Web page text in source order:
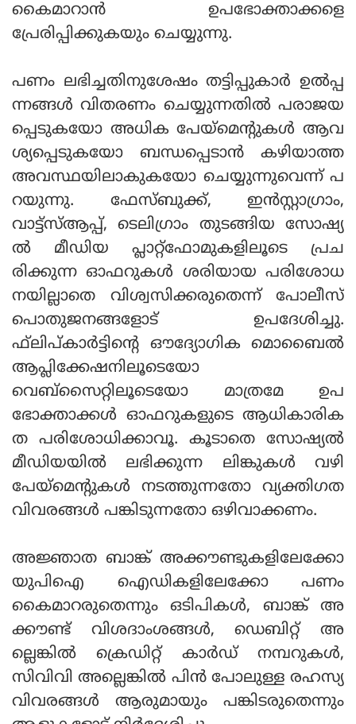
കൈമാറാന്‍ ഉപഭോക്താക്കളെ
പ്രേരിപ്പിക്കുകയും ചെയ്യുന്നു.
പണം ലഭിച്ചതിനുശേഷം തട്ടിപ്പുകാര്‍ ഉല്‍പ്പ
ന്നങ്ങള്‍ വിതരണം ചെയ്യുന്നതില്‍ പരാജയ
പ്പെടുകയോ അധിക പേയ്മെന്റുകള്‍ ആവ
ശ്യപ്പെടുകയോ ബന്ധപ്പെടാന്‍ കഴിയാത്ത
അവസ്ഥയിലാകുകയോ ചെയ്യുന്നുവെന്ന് പ
റയുന്നു. ഫേസ്ബുക്ക്, ഇന്‍സ്റ്റാഗ്രാം,
വാട്ട്സ്ആപ്പ്, ടെലിഗ്രാം തുടങ്ങിയ സോഷ്യ
ല്‍ മീഡിയ പ്ലാറ്റ്ഫോമുകളിലൂടെ പ്രച
രിക്കുന്ന ഓഫറുകള്‍ ശരിയായ പരിശോധ
നയില്ലാതെ വിശ്വസിക്കരുതെന്ന് പോലീസ്
പൊതുജനങ്ങളോട് ഉപദേശിച്ചു.
ഫ്‌ലിപ്കാര്‍ട്ടിന്റെ ഔദ്യോഗിക മൊബൈല്‍
ആപ്ലിക്കേഷനിലൂടെയോ
വെബ്സൈറ്റിലൂടെയോ മാത്രമേ ഉപ
ഭോക്താക്കള്‍ ഓഫറുകളുടെ ആധികാരിക
ത പരിശോധിക്കാവൂ. കൂടാതെ സോഷ്യല്‍
മീഡിയയില്‍ ലഭിക്കുന്ന ലിങ്കുകള്‍ വഴി
പേയ്മെന്റുകള്‍ നടത്തുന്നതോ വ്യക്തിഗത
വിവരങ്ങള്‍ പങ്കിടുന്നതോ ഒഴിവാക്കണം.
അജ്ഞാത ബാങ്ക് അക്കൗണ്ടുകളിലേക്കോ
യുപിഐ ഐഡികളിലേക്കോ പണം
കൈമാറരുതെന്നും ഒടിപികള്‍, ബാങ്ക് അ
ക്കൗണ്ട് വിശദാംശങ്ങള്‍, ഡെബിറ്റ് അ
ല്ലെങ്കില്‍ ക്രെഡിറ്റ് കാര്‍ഡ് നമ്പറുകള്‍,
സിവിവി അല്ലെങ്കില്‍ പിന്‍ പോലുള്ള രഹസ്യ
വിവരങ്ങള്‍ ആരുമായും പങ്കിടരുതെന്നും